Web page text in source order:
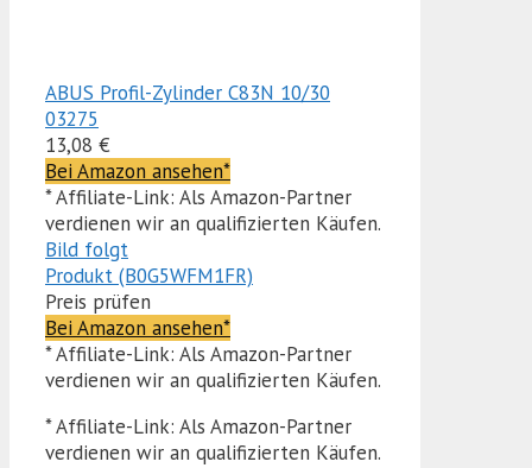
ABUS Profil-Zylinder C83N 10/30
03275
13,08 €
Bei Amazon ansehen*
* Affiliate-Link: Als Amazon-Partner
verdienen wir an qualifizierten Käufen.
Bild folgt
Produkt (B0G5WFM1FR)
Preis prüfen
Bei Amazon ansehen*
* Affiliate-Link: Als Amazon-Partner
verdienen wir an qualifizierten Käufen.
* Affiliate-Link: Als Amazon-Partner
verdienen wir an qualifizierten Käufen.